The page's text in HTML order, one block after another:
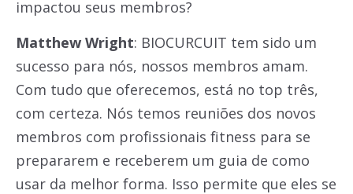
impactou seus membros?
Matthew Wright: BIOCURCUIT tem sido um
sucesso para nós, nossos membros amam.
Com tudo que oferecemos, está no top três,
com certeza. Nós temos reuniões dos novos
membros com profissionais fitness para se
prepararem e receberem um guia de como
usar da melhor forma. Isso permite que eles se